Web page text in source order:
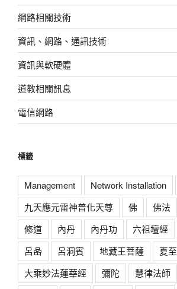
網路相關技術
資訊、網路、通訊技術
資訊與軟硬體
道教相關訊息
電信網路
標籤
Management Network Installation
九天應元雷神普化天尊
佛 佛法
修道
內丹 內丹功 六祖壇經
呂喦
呂洞賓 地藏王菩薩
夏至
大乘妙法蓮華經
彌陀 慧律法師